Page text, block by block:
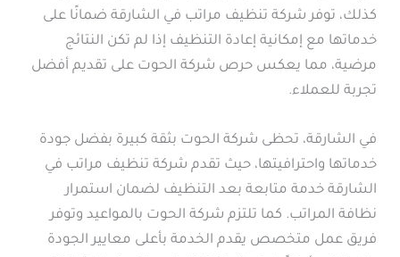
كذلك، توفر شركة تنظيف مراتب في الشارقة ضمانًا على
خدماتها مع إمكانية إعادة التنظيف إذا لم تكن النتائج
مرضية، مما يعكس حرص شركة الحوت على تقديم أفضل
تجربة للعملاء.
في الشارقة، تحظى شركة الحوت بثقة كبيرة بفضل جودة
خدماتها واحترافيتها، حيث تقدم شركة تنظيف مراتب في
الشارقة خدمة متابعة بعد التنظيف لضمان استمرار
نظافة المراتب. كما تلتزم شركة الحوت بالمواعيد وتوفر
فريق عمل متخصص يقدم الخدمة بأعلى معايير الجودة